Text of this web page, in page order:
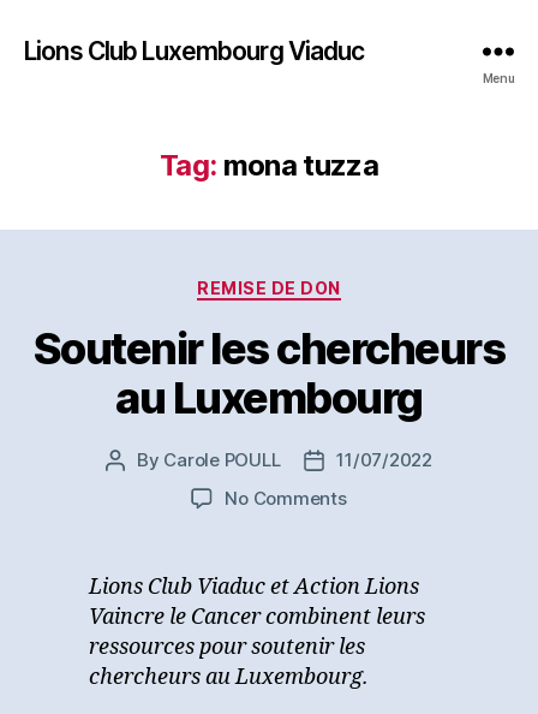
Lions Club Luxembourg Viaduc
Menu
Tag: mona tuzza
Categories
REMISE DE DON
Soutenir les chercheurs
au Luxembourg
Post
By Carole POULL
Post11/07/2022
No Commentson
chercheurs
Luxembourg
Lions Club Viaduc et Action Lions
Vaincre le Cancer combinent leurs
ressources pour soutenir les
chercheurs au Luxembourg.